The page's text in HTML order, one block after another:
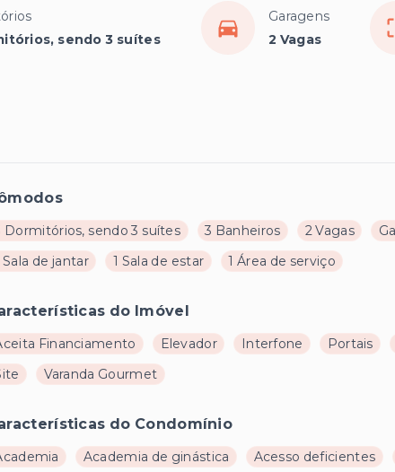
sendo 3 suítes
Garagens
2 Vagas
Dormitórios, sendo 3 suítes 3 Banheiros 2 Vagas
Sala de jantar
1 Sala de estar 1 Área de serviço
do Imóvel
Financiamento Elevador Interfone Portais
Varanda Gourmet
do Condomínio
Academia de ginástica Acesso deficientes